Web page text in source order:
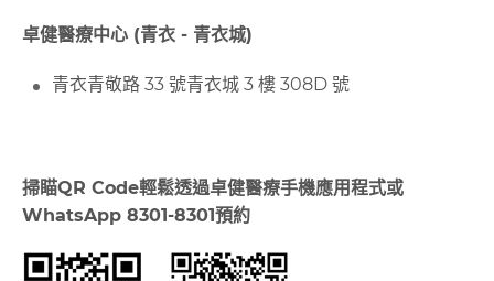
卓健醫療中心 (青衣 - 青衣城)
青衣青敬路 33 號青衣城 3 樓 308D 號
掃瞄QR Code輕鬆透過卓健醫療手機應用程式或
WhatsApp 8301-8301預約